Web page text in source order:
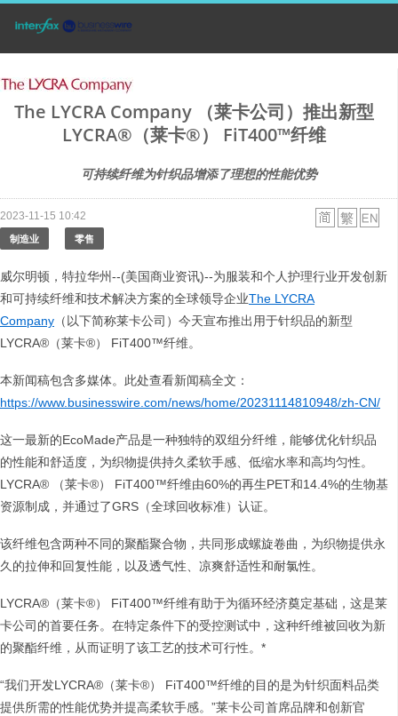
The LYCRA Company （莱卡公司）推出新型
LYCRA®（莱卡®） FiT400™纤维
可持续纤维为针织品增添了理想的性能优势
2023-11-15 10:42
制造业 零售
威尔明顿，特拉华州--(美国商业资讯)--为服装和个人护理行业开发创新
和可持续纤维和技术解决方案的全球领导企业The LYCRA
Company （以下简称莱卡公司）今天宣布推出用于针织品的新型
LYCRA®（莱卡®） FiT400™纤维。
本新闻稿包含多媒体。此处查看新闻稿全文：
https://www.businesswire.com/news/home/20231114810948/zh-CN/
这一最新的EcoMade产品是一种独特的双组分纤维，能够优化针织品
的性能和舒适度，为织物提供持久柔软手感、低缩水率和高均匀性。
LYCRA® （莱卡®） FiT400™纤维由60%的再生PET和14.4%的生物基
资源制成，并通过了GRS（全球回收标准）认证。
该纤维包含两种不同的聚酯聚合物，共同形成螺旋卷曲，为织物提供永
久的拉伸和回复性能，以及透气性、凉爽舒适性和耐氯性。
LYCRA®（莱卡®） FiT400™纤维有助于为循环经济奠定基础，这是莱
卡公司的首要任务。在特定条件下的受控测试中，这种纤维被回收为新
的聚酯纤维，从而证明了该工艺的技术可行性。*
“我们开发LYCRA®（莱卡®） FiT400™纤维的目的是为针织面料品类
提供所需的性能优势并提高柔软手感。”莱卡公司首席品牌和创新官